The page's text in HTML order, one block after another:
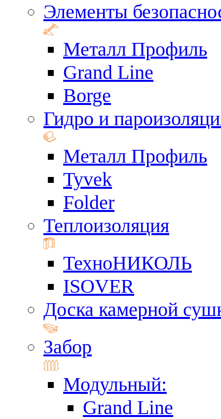
Элементы
Металл Профиль
Grand Line
Borge
Гидро и
Металл Профиль
Tyvek
Folder
Теплоизоляция
ТехноНИКОЛЬ
ISOVER
Доска камерной
Забор
Модульный:
Grand Line